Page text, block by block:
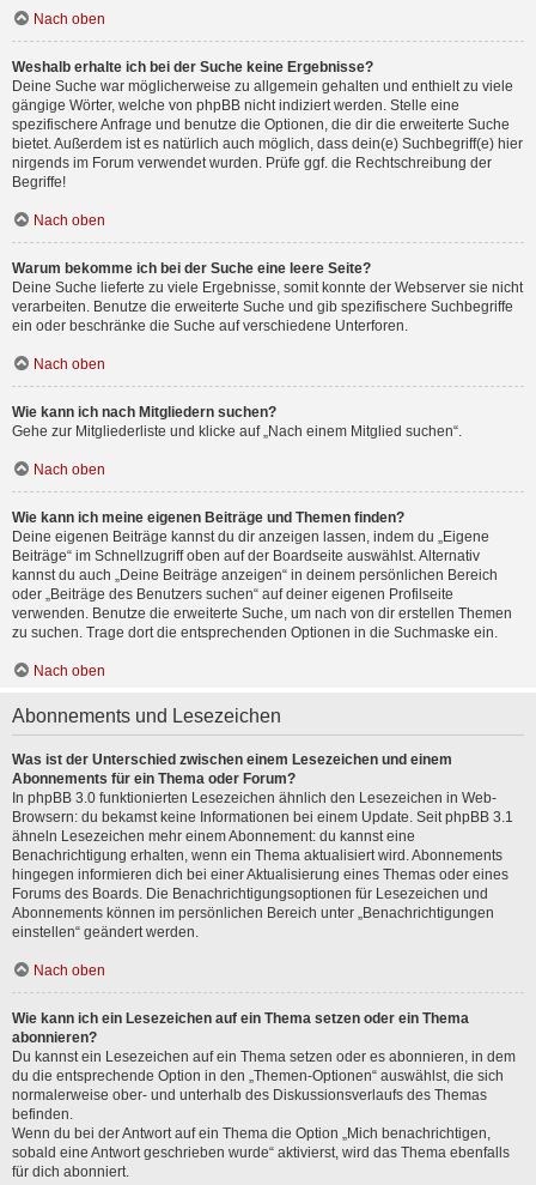
Nach oben
Weshalb erhalte ich bei der Suche keine Ergebnisse?
Deine Suche war möglicherweise zu allgemein gehalten und enthielt zu viele
gängige Wörter, welche von phpBB nicht indiziert werden. Stelle eine
spezifischere Anfrage und benutze die Optionen, die dir die erweiterte Suche
bietet. Außerdem ist es natürlich auch möglich, dass dein(e) Suchbegriff(e) hier
nirgends im Forum verwendet wurden. Prüfe ggf. die Rechtschreibung der
Begriffe!
Nach oben
Warum bekomme ich bei der Suche eine leere Seite?
Deine Suche lieferte zu viele Ergebnisse, somit konnte der Webserver sie nicht
verarbeiten. Benutze die erweiterte Suche und gib spezifischere Suchbegriffe
ein oder beschränke die Suche auf verschiedene Unterforen.
Nach oben
Wie kann ich nach Mitgliedern suchen?
Gehe zur Mitgliederliste und klicke auf „Nach einem Mitglied suchen“.
Nach oben
Wie kann ich meine eigenen Beiträge und Themen finden?
Deine eigenen Beiträge kannst du dir anzeigen lassen, indem du „Eigene
Beiträge“ im Schnellzugriff oben auf der Boardseite auswählst. Alternativ
kannst du auch „Deine Beiträge anzeigen“ in deinem persönlichen Bereich
oder „Beiträge des Benutzers suchen“ auf deiner eigenen Profilseite
verwenden. Benutze die erweiterte Suche, um nach von dir erstellen Themen
zu suchen. Trage dort die entsprechenden Optionen in die Suchmaske ein.
Nach oben
Abonnements und Lesezeichen
Was ist der Unterschied zwischen einem Lesezeichen und einem
Abonnements für ein Thema oder Forum?
In phpBB 3.0 funktionierten Lesezeichen ähnlich den Lesezeichen in Web-
Browsern: du bekamst keine Informationen bei einem Update. Seit phpBB 3.1
ähneln Lesezeichen mehr einem Abonnement: du kannst eine
Benachrichtigung erhalten, wenn ein Thema aktualisiert wird. Abonnements
hingegen informieren dich bei einer Aktualisierung eines Themas oder eines
Forums des Boards. Die Benachrichtigungsoptionen für Lesezeichen und
Abonnements können im persönlichen Bereich unter „Benachrichtigungen
einstellen“ geändert werden.
Nach oben
Wie kann ich ein Lesezeichen auf ein Thema setzen oder ein Thema
abonnieren?
Du kannst ein Lesezeichen auf ein Thema setzen oder es abonnieren, in dem
du die entsprechende Option in den „Themen-Optionen“ auswählst, die sich
normalerweise ober- und unterhalb des Diskussionsverlaufs des Themas
befinden.
Wenn du bei der Antwort auf ein Thema die Option „Mich benachrichtigen,
sobald eine Antwort geschrieben wurde“ aktivierst, wird das Thema ebenfalls
für dich abonniert.